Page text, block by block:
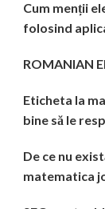
Cum menții
folosind
ROMANIAN
Eticheta la
bine să le
De ce nu
matematica